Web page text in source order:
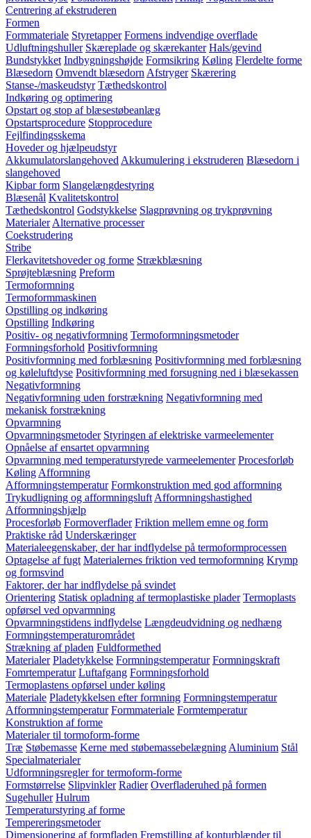
Centrering af ekstruderen
Formen
Formmateriale Styretapper Formens indvendige overflade
Udluftningshuller Skæreplade og skærekanter Hals/gevind
Bundstykket Indbygningshøjde Formsikring Køling Flerdelte forme
Blæsedorn Omvendt blæsedorn Afstryger Skærering
Stanse-/maskeudstyr Tæthedskontrol
Indkøring og optimering
Opstart og stop af blæsestøbeanlæg
Opstartsprocedure Stopprocedure
Fejlfindingsskema
Hoveder og hjælpeudstyr
Akkumulatorslangehoved Akkumulering i ekstruderen Blæsedorn i
slangehoved
Kipbar form Slangelængdestyring
Blæsenål Kvalitetskontrol
Tæthedskontrol Godstykkelse Slagprøvning og trykprøvning
Materialer Alternative processer
Coekstrudering
Stribe
Flerkavitetshoveder og forme Strækblæsning
Sprøjteblæsning Preform
Termoformning
Termoformmaskinen
Opstilling og indkøring
Opstilling Indkøring
Positiv- og negativformning Termoformningsmetoder
Formningsforhold Positivformning
Positivformning med forblæsning Positivformning med forblæsning
og køleluftdyse Positivformning med forsugning ned i blæsekassen
Negativformning
Negativformning uden forstrækning Negativformning med
mekanisk forstrækning
Opvarmning
Opvarmningsmetoder Styringen af elektriske varmeelementer
Opnåelse af ensartet opvarmning
Opvarmning med temperaturstyrede varmeelementer Procesforløb
Køling Afformning
Afformningstemperatur Formkonstruktion med god afformning
Trykudligning og afformningsluft Afformningshastighed
Afformningshjælp
Procesforløb Formoverflader Friktion mellem emne og form
Praktiske råd Underskæringer
Materialeegenskaber, der har indflydelse på termoformprocessen
Optagelse af fugt Materialernes friktion ved termoformning Krymp
og formsvind
Faktorer, der har indflydelse på svindet
Orientering Statisk opladning af termoplastiske plader Termoplasts
opførsel ved opvarmning
Opvarmningstidens indflydelse Længdeudvidning og nedhæng
Formningstemperaturområdet
Strækning af pladen Fuldformethed
Materialer Pladetykkelse Formningstemperatur Formningskraft
Fomrtemperatur Luftafgang Formningsforhold
Termoplastens opførsel under køling
Materiale Pladetykkelsen efter formning Formningstemperatur
Afformningstemperatur Formmateriale Formtemperatur
Konstruktion af forme
Materialer til tormoform-forme
Træ Støbemasse Kerne med støbemassebelægning Aluminium Stål
Specialmaterialer
Udformningsregler for termoform-forme
Formstørrelse Slipvinkler Radier Overfladeruhed på formen
Sugehuller Hulrum
Temperaturstyring af forme
Tempereringsmetoder
Dimensionering af formfladen Fremstilling af konturblænder til